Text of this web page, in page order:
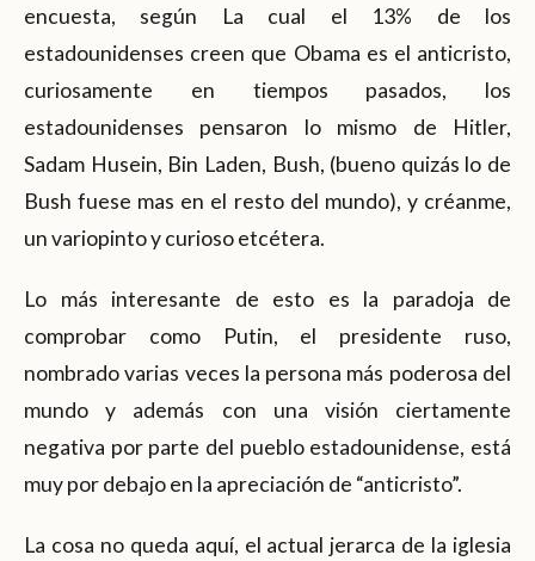
encuesta, según La cual el 13% de los
estadounidenses creen que Obama es el anticristo,
curiosamente en tiempos pasados, los
estadounidenses pensaron lo mismo de Hitler,
Sadam Husein, Bin Laden, Bush, (bueno quizás lo de
Bush fuese mas en el resto del mundo), y créanme,
un variopinto y curioso etcétera.
Lo más interesante de esto es la paradoja de
comprobar como Putin, el presidente ruso,
nombrado varias veces la persona más poderosa del
mundo y además con una visión ciertamente
negativa por parte del pueblo estadounidense, está
muy por debajo en la apreciación de “anticristo”.
La cosa no queda aquí, el actual jerarca de la iglesia